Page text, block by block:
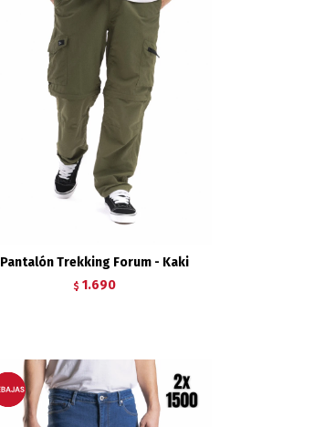
Pantalón Trekking Forum - Kaki
$ 1.690